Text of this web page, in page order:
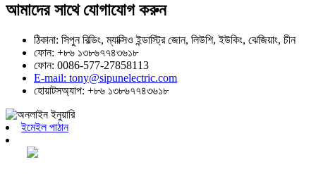
আমাদের সাথে যোগাযোগ করুন
ঠিকানা: সিপুন বিল্ডিং, ম্যাক্সিও ইন্ডাস্ট্রি জোন, লিউশি, ইউকিং, ঝেজিয়াং, চীন
ফোন: +৮৬ ১৩৮৬৭৭৪৩৬১৮
ফোন: 0086-577-27858113
E-mail: tony@sipunelectric.com
হোয়াটসঅ্যাপ: +৮৬ ১৩৮৬৭৭৪৩৬১৮
ইমেইল পাঠান